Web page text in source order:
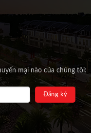
mại nào của chúng tôi: